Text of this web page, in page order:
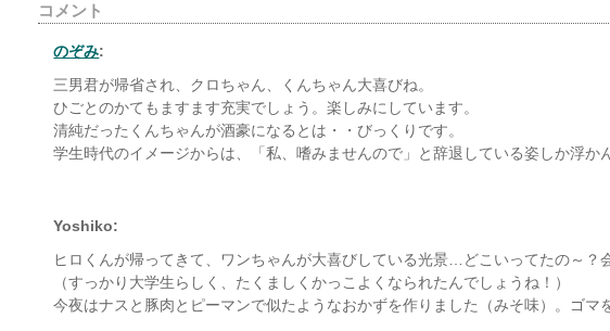
コメント
のぞみ:
三男君が帰省され、クロちゃん、くんちゃん大喜びね。
ひごとのかてもますます充実でしょう。楽しみにしています。
清純だったくんちゃんが酒豪になるとは・・びっくりです。
学生時代のイメージからは、「私、嗜みませんので」と辞退している姿しか浮か
Yoshiko:
ヒロくんが帰ってきて、ワンちゃんが大喜びしている光景…どこいってたの～
（すっかり大学生らしく、たくましくかっこよくなられたんでしょうね！）
今夜はナスと豚肉とピーマンで似たようなおかずを作りました（みそ味）。ゴマ